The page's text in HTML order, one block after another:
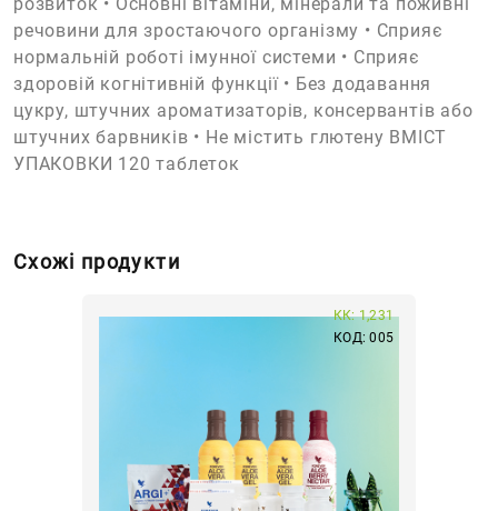
речовини для зростаючого організму • Сприяє
нормальній роботі імунної системи • Сприяє
здоровій когнітивній функції • Без додавання
цукру, штучних ароматизаторів, консервантів або
штучних барвників • Не містить глютену ВМІСТ
УПАКОВКИ 120 таблеток
Схожі продукти
КОД: 005
КК: 1,231